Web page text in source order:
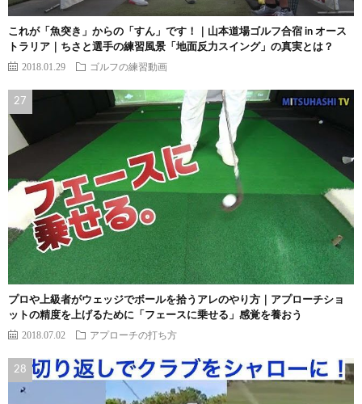
これが「魚突き」からの「すん」です！｜山本道場ゴルフ合宿 in オース
トラリア｜ちさと選手の練習風景「地面反力スイング」の真実とは？
2018.01.29 ゴルフの練習動画
プロや上級者がウェッジでボールを拾うアレのやり方｜アプローチショ
ットの精度を上げるために「フェースに乗せる」感覚を養おう
2018.07.02 アプローチの打ち方